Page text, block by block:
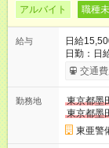
アルバイト 職種
給与
日給
日勤：日
祝手当
┗規定あり ／ 経験や年齢を問わず、 頑張った方全員に支給され
日給は全額支給！ ■月22日以上勤務
日払い・
(CRIA)』
ます♪ ※稼働分・規定あ
交通
勤務地
東京都墨
東京都墨
東亜警